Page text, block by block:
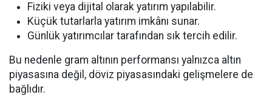
Fiziki veya dijital olarak yatırım yapılabilir.
Küçük tutarlarla yatırım imkânı sunar.
Günlük yatırımcılar tarafından sık tercih edilir.
Bu nedenle gram altının performansı yalnızca altın
piyasasına değil, döviz piyasasındaki gelişmelere de
bağlıdır.